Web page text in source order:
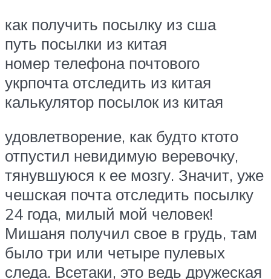
как получить посылку из сша
путь посылки из китая
номер телефона почтового
укрпочта отследить из китая
калькулятор посылок из китая
удовлетворение, как будто ктото
отпустил невидимую веревочку,
тянувшуюся к ее мозгу. Значит, уже
чешская почта отследить посылку
24 года, милый мой человек!
Мишаня получил свое в грудь, там
было три или четыре пулевых
следа. Всетаки, это ведь дружеская